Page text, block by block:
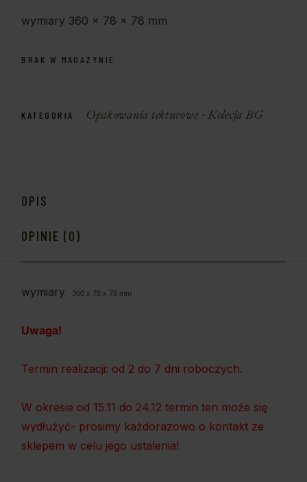
wymiary 360 x 78 x 78 mm
BRAK W MAGAZYNIE
KATEGORIA Opakowania tekturowe - Kolecja BG
OPIS
OPINIE (0)
wymiary 360 x 78 x 78 mm
Uwaga!
Termin realizacji: od 2 do 7 dni roboczych.
W okresie od 15.11 do 24.12 termin ten może się
wydłużyć- prosimy każdorazowo o kontakt ze
sklepem w celu jego ustalenia!